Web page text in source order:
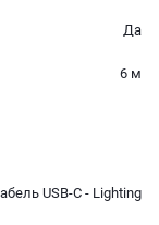
Да
6 м
USB-C - Lighting